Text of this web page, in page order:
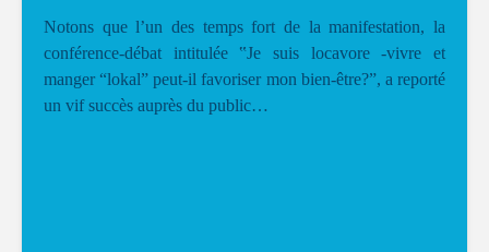
Notons que l’un des temps fort de la manifestation, la
conférence-débat intitulée ‟Je suis locavore -vivre et
manger “lokal” peut-il favoriser mon bien-être?”, a reporté
un vif succès auprès du public…